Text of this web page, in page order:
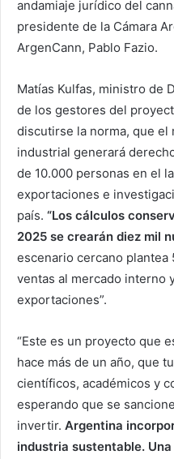
andamiaje jurídico del
presidente de la Cámara
ArgenCann, Pablo Fazio.
Matías Kulfas, ministro de
de los gestores del
discutirse la norma, que el
industrial generará
de 10.000 personas en el
exportaciones e
país. “Los cálculos
2025 se crearán diez mil
escenario cercano
ventas al mercado interno
exportaciones”.
“Este es un proyecto que
hace más de un año, que
científicos, académicos y
esperando que se
invertir. Argentina
industria sustentable.